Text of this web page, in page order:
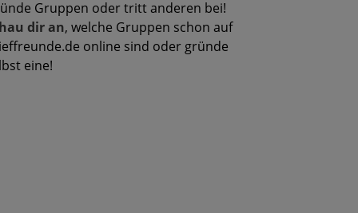
Gruppen oder tritt anderen bei!
dir an, welche Gruppen schon auf
online sind oder gründe
eine!